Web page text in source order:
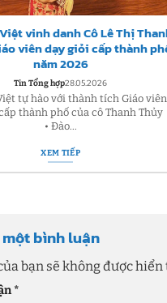
vinh danh Cô Lê Thị
viên dạy giỏi cấp thành
năm 2026
Tin Tổng hợp28.05.2026
tự hào với thành tích Giáo viên
thành phố của cô Thanh Thủy
• Đào...
XEM TIẾP
bình luận
bạn sẽ không được
*